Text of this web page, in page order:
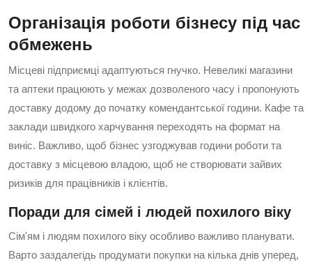
Організація роботи бізнесу під час
обмежень
Місцеві підприємці адаптуються гнучко. Невеликі магазини
та аптеки працюють у межах дозволеного часу і пропонують
доставку додому до початку комендантської години. Кафе та
заклади швидкого харчування переходять на формат на
виніс. Важливо, щоб бізнес узгоджував години роботи та
доставку з місцевою владою, щоб не створювати зайвих
ризиків для працівників і клієнтів.
Поради для сімей і людей похилого віку
Сім'ям і людям похилого віку особливо важливо планувати.
Варто заздалегідь продумати покупки на кілька днів уперед,